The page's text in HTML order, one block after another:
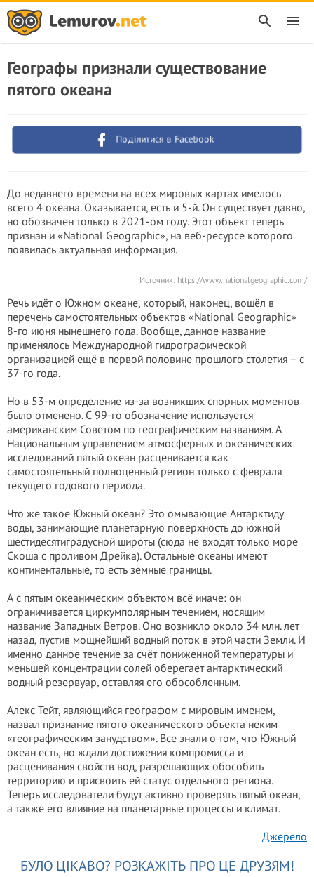
Географы признали существование
пятого океана
Поділитися в Facebook
До недавнего времени на всех мировых картах имелось
всего 4 океана. Оказывается, есть и 5-й. Он существует давно,
но обозначен только в 2021-ом году. Этот объект теперь
признан и «National Geographic», на веб-ресурсе которого
появилась актуальная информация.
Источник: https://www.nationalgeographic.com/
Речь идёт о Южном океане, который, наконец, вошёл в
перечень самостоятельных объектов «National Geographic»
8-го июня нынешнего года. Вообще, данное название
применялось Международной гидрографической
организацией ещё в первой половине прошлого столетия – с
37-го года.
Но в 53-м определение из-за возникших спорных моментов
было отменено. С 99-го обозначение используется
американским Советом по географическим названиям. А
Национальным управлением атмосферных и океанических
исследований пятый океан расценивается как
самостоятельный полноценный регион только с февраля
текущего годового периода.
Что же такое Южный океан? Это омывающие Антарктиду
воды, занимающие планетарную поверхность до южной
шестидесятиградусной широты (сюда не входят только море
Скоша с проливом Дрейка). Остальные океаны имеют
континентальные, то есть земные границы.
А с пятым океаническим объектом всё иначе: он
ограничивается циркумполярным течением, носящим
название Западных Ветров. Оно возникло около 34 млн. лет
назад, пустив мощнейший водный поток в этой части Земли. И
именно данное течение за счёт пониженной температуры и
меньшей концентрации солей оберегает антарктический
водный резервуар, оставляя его обособленным.
Алекс Тейт, являющийся географом с мировым именем,
назвал признание пятого океанического объекта неким
«географическим занудством». Все знали о том, что Южный
океан есть, но ждали достижения компромисса и
расценивания свойств вод, разрешающих обособить
территорию и присвоить ей статус отдельного региона.
Теперь исследователи будут активно проверять пятый океан,
а также его влияние на планетарные процессы и климат.
Джерело
БУЛО ЦІКАВО? РОЗКАЖІТЬ ПРО ЦЕ ДРУЗЯМ!